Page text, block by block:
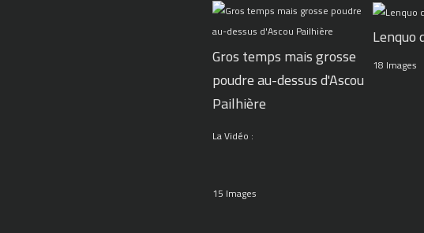
Gros temps mais grosse
poudre au-dessus d'Ascou
Pailhière
La Vidéo :
15 Images
Lenquo
18 Images